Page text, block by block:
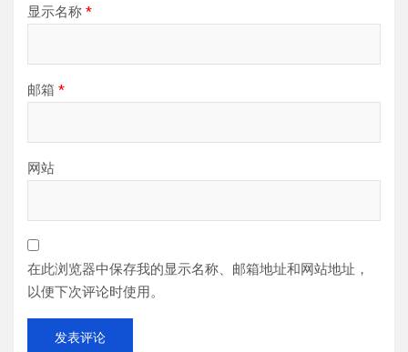
显示名称 *
邮箱 *
网站
在此浏览器中保存我的显示名称、邮箱地址和网站地址，
以便下次评论时使用。